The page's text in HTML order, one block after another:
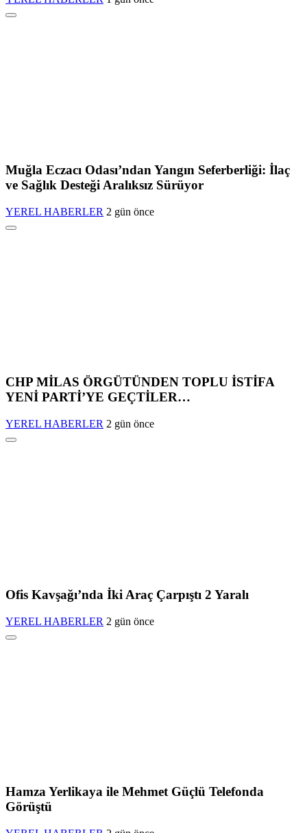
Muğla Eczacı Odası’ndan Yangın Seferberliği: İlaç
ve Sağlık Desteği Aralıksız Sürüyor
YEREL HABERLER 2 gün önce
CHP MİLAS ÖRGÜTÜNDEN TOPLU İSTİFA
YENİ PARTİ’YE GEÇTİLER…
YEREL HABERLER 2 gün önce
Ofis Kavşağı’nda İki Araç Çarpıştı 2 Yaralı
YEREL HABERLER 2 gün önce
Hamza Yerlikaya ile Mehmet Güçlü Telefonda
Görüştü